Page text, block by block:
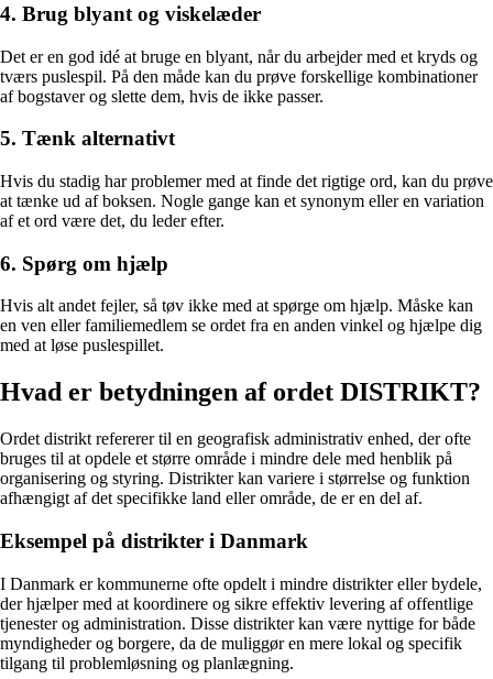
4. Brug blyant og viskelæder
Det er en god idé at bruge en blyant, når du arbejder med et kryds og
tværs puslespil. På den måde kan du prøve forskellige kombinationer
af bogstaver og slette dem, hvis de ikke passer.
5. Tænk alternativt
Hvis du stadig har problemer med at finde det rigtige ord, kan du prøve
at tænke ud af boksen. Nogle gange kan et synonym eller en variation
af et ord være det, du leder efter.
6. Spørg om hjælp
Hvis alt andet fejler, så tøv ikke med at spørge om hjælp. Måske kan
en ven eller familiemedlem se ordet fra en anden vinkel og hjælpe dig
med at løse puslespillet.
Hvad er betydningen af ordet DISTRIKT?
Ordet distrikt refererer til en geografisk administrativ enhed, der ofte
bruges til at opdele et større område i mindre dele med henblik på
organisering og styring. Distrikter kan variere i størrelse og funktion
afhængigt af det specifikke land eller område, de er en del af.
Eksempel på distrikter i Danmark
I Danmark er kommunerne ofte opdelt i mindre distrikter eller bydele,
der hjælper med at koordinere og sikre effektiv levering af offentlige
tjenester og administration. Disse distrikter kan være nyttige for både
myndigheder og borgere, da de muliggør en mere lokal og specifik
tilgang til problemløsning og planlægning.